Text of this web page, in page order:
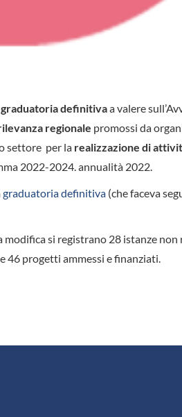
definitivaa valere
regionale promossi da
settore per la realizzazione di
2022-2024. annualità 2022.
graduatoria definitiva (che faceva
modifica si registrano 28 istanze
46 progetti ammessi e finanziati.